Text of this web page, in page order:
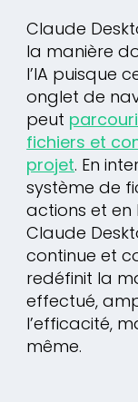
Claude
la manière
l’IA puisque
onglet de
peut
fichiers et
projet. En
système de
actions et
Claude
continue et
redéfinit la
effectué,
l’efficacité,
même.